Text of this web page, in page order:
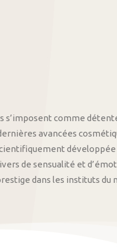
s’imposent comme
avancées
de sensualité et
dans les instituts du